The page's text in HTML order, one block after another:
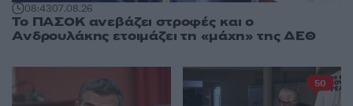
08:4307.08.26
Το ΠΑΣΟΚ ανεβάζει στροφές και ο
Ανδρουλάκης ετοιμάζει τη «μάχη» της ΔΕΘ
50